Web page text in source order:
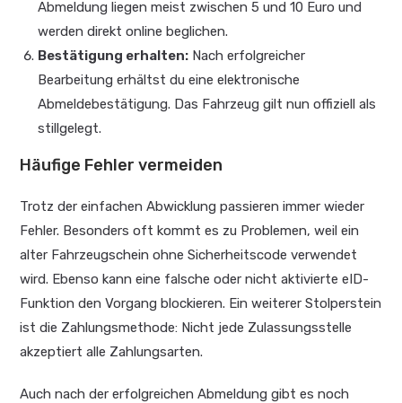
Abmeldung liegen meist zwischen 5 und 10 Euro und
werden direkt online beglichen.
Bestätigung erhalten: Nach erfolgreicher
Bearbeitung erhältst du eine elektronische
Abmeldebestätigung. Das Fahrzeug gilt nun offiziell als
stillgelegt.
Häufige Fehler vermeiden
Trotz der einfachen Abwicklung passieren immer wieder
Fehler. Besonders oft kommt es zu Problemen, weil ein
alter Fahrzeugschein ohne Sicherheitscode verwendet
wird. Ebenso kann eine falsche oder nicht aktivierte eID-
Funktion den Vorgang blockieren. Ein weiterer Stolperstein
ist die Zahlungsmethode: Nicht jede Zulassungsstelle
akzeptiert alle Zahlungsarten.
Auch nach der erfolgreichen Abmeldung gibt es noch